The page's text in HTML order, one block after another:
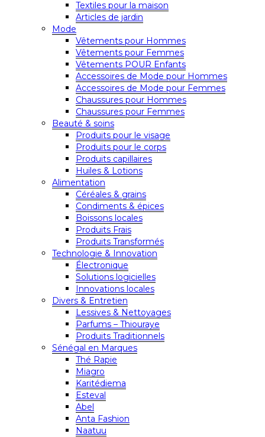
Textiles pour la maison
Articles de jardin
Mode
Vêtements pour Hommes
Vêtements pour Femmes
Vêtements POUR Enfants
Accessoires de Mode pour Hommes
Accessoires de Mode pour Femmes
Chaussures pour Hommes
Chaussures pour Femmes
Beauté & soins
Produits pour le visage
Produits pour le corps
Produits capillaires
Huiles & Lotions
Alimentation
Céréales & grains
Condiments & épices
Boissons locales
Produits Frais
Produits Transformés
Technologie & Innovation
Électronique
Solutions logicielles
Innovations locales
Divers & Entretien
Lessives & Nettoyages
Parfums – Thiouraye
Produits Traditionnels
Sénégal en Marques
Thé Rapie
Miagro
Karitédiema
Esteval
Abel
Anta Fashion
Naatuu